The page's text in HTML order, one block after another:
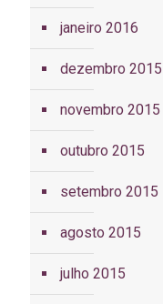
janeiro 2016
dezembro 2015
novembro 2015
outubro 2015
setembro 2015
agosto 2015
julho 2015